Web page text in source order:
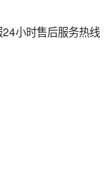
小时售后服务热线